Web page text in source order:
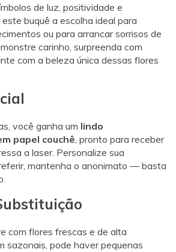
de luz, positividade e
buquê a escolha ideal para
ou para arrancar sorrisos de
carinho, surpreenda com
com a beleza única dessas flores
você ganha um lindo
papel couchê , pronto para receber
a laser. Personalize sua
mantenha o anonimato — basta
com flores frescas e de alta
sazonais, pode haver pequenas